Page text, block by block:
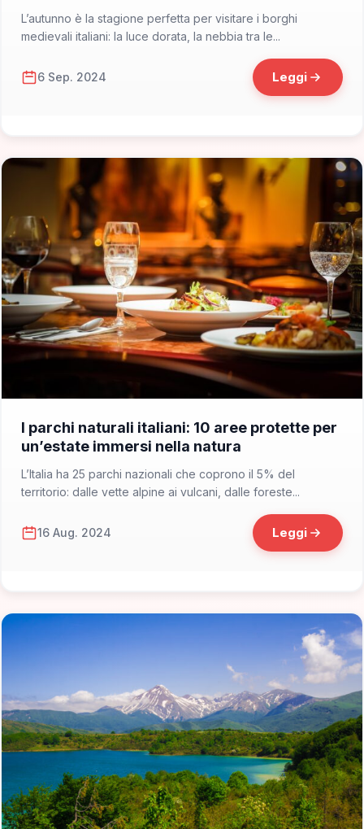
L’autunno è la stagione perfetta per visitare i borghi
medievali italiani: la luce dorata, la nebbia tra le...
6 Sep. 2024 Leggi
I parchi naturali italiani: 10 aree protette per
un’estate immersi nella natura
L’Italia ha 25 parchi nazionali che coprono il 5% del
territorio: dalle vette alpine ai vulcani, dalle foreste...
16 Aug. 2024 Leggi